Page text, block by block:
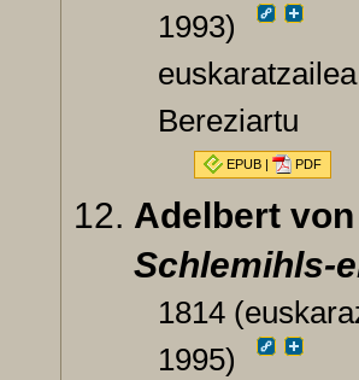
1993)
Bereziartu
EPUB| PDF
Adelbert
Schlemihls-
1814
1995)